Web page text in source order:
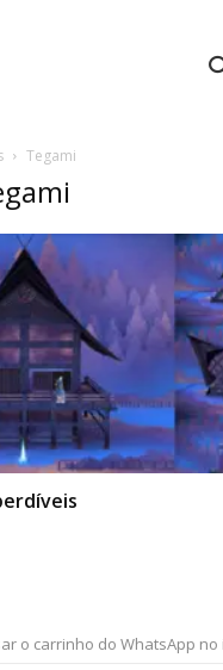
Tegami
o carrinho do WhatsApp no